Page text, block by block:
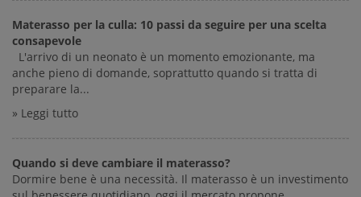
Materasso per la culla: 10 passi da seguire per una scelta
consapevole
L'arrivo di un neonato è un momento emozionante, ma
anche pieno di domande, soprattutto quando si tratta di
preparare la...
» Leggi tutto
Quando si deve cambiare il materasso?
Dormire bene è una necessità. Il materasso è un investimento